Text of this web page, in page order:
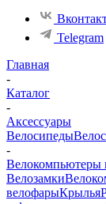
Telegram
Главная
-
Каталог
-
Аксессуары
Велосипеды
-
Велокомпьютеры
Велозамки
велофарыКрылья